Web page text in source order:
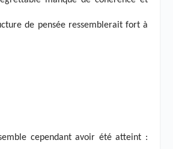
de pensée ressemblerait fort à
cependant avoir été atteint :